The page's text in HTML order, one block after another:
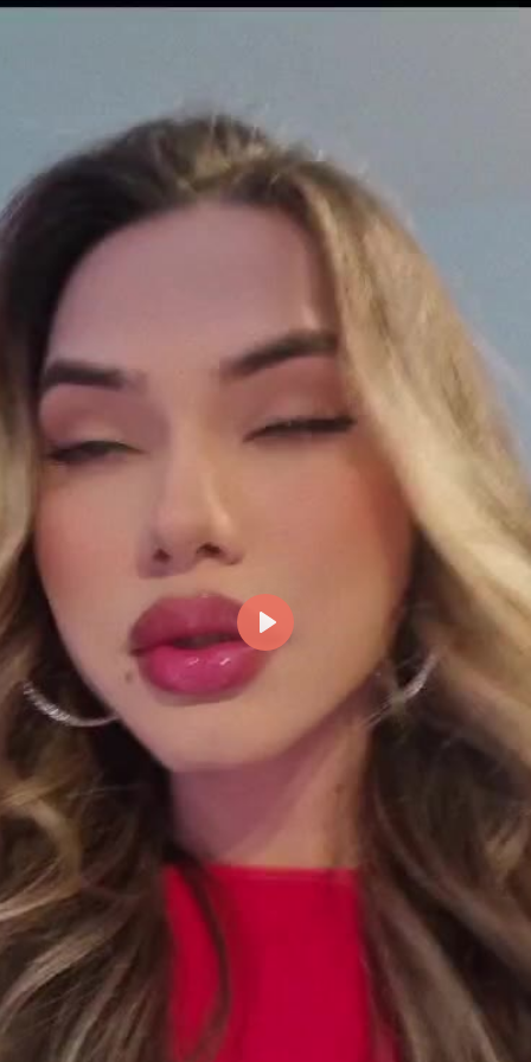
Reproducir